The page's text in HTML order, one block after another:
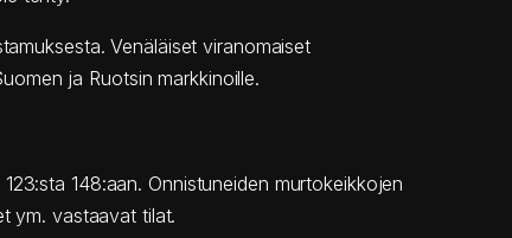
Venäläiset viranomaiset
ja Ruotsin markkinoille.
148:aan. Onnistuneiden murtokeikkojen
ym. vastaavat tilat.